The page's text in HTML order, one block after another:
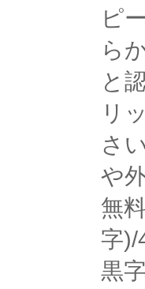
ピ
ら
と
リ
さ
や
無
字)/
黒